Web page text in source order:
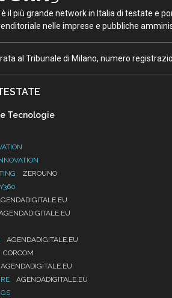
è il più grande network in Italia di testate e
nelle imprese e pubbliche
al Tribunale di Milano, numero
Tecnologie
ZEROUNO
AGENDADIGITALE.EU
CORCOM
AGENDADIGITALE.EU
AGENDADIGITALE.EU